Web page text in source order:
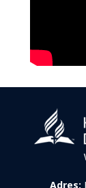
Adres: